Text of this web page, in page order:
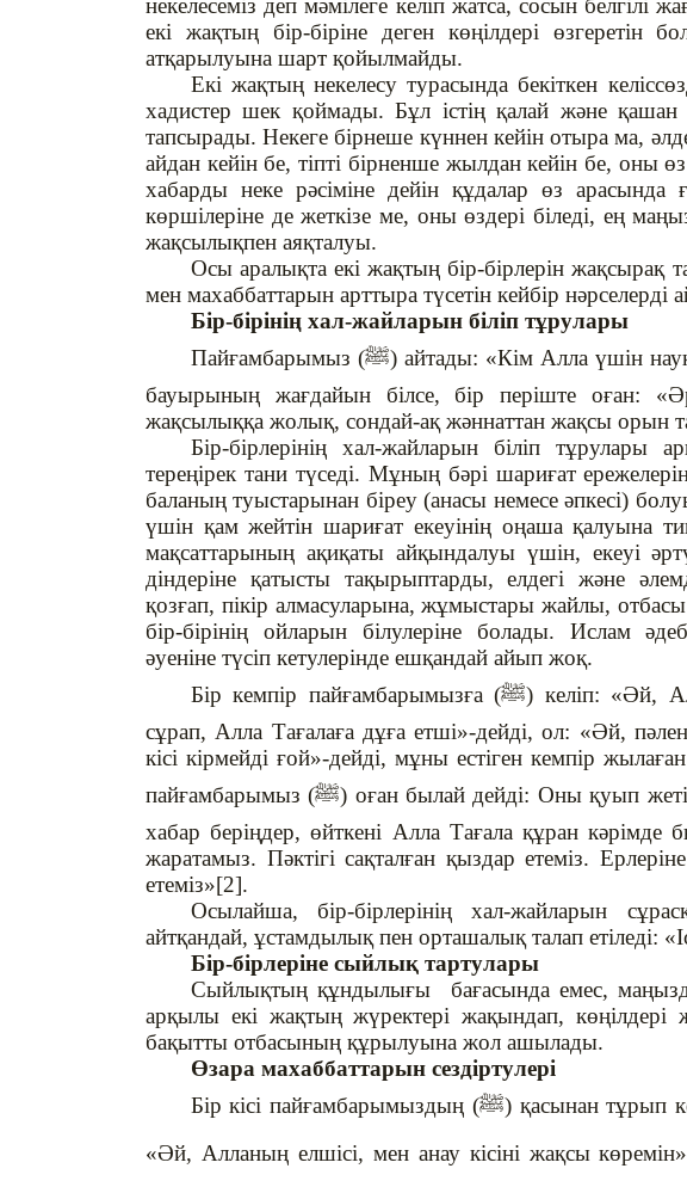
некелесеміз деп мәмілеге келіп жатса, сосын белгілі
екі жақтың бір-біріне деген көңілдері өзгеретін
атқарылуына шарт қойылмайды.
Екі жақтың некелесу турасында бекіткен
хадистер шек қоймады. Бұл істің қалай және
тапсырады. Некеге бірнеше күннен кейін отыра ма,
айдан кейін бе, тіпті бірненше жылдан кейін бе, оны
хабарды неке рәсіміне дейін құдалар өз
көршілеріне де жеткізе ме, оны өздері біледі, ең
жақсылықпен аяқталуы.
Осы аралықта екі жақтың бір-бірлерін жақсырақ
мен махаббаттарын арттыра түсетін кейбір
Бір-бірінің хал-жайларын біліп тұрулары
Пайғамбарымыз (ﷺ) айтады: «Кім Алла үшін
бауырының жағдайын білсе, бір періште оған:
жақсылыққа жолық, сондай-ақ жәннаттан жақсы орын
Бір-бірлерінің хал-жайларын біліп тұрулары
тереңірек тани түседі. Мұның бәрі шариғат
баланың туыстарынан біреу (анасы немесе әпкесі)
үшін қам жейтін шариғат екеуінің оңаша қалуына
мақсаттарының ақиқаты айқындалуы үшін, екеуі
діндеріне қатысты тақырыптарды, елдегі және
қозғап, пікір алмасуларына, жұмыстары жайлы,
бір-бірінің ойларын білулеріне болады. Ислам
әуеніне түсіп кетулерінде ешқандай айып жоқ.
Бір кемпір пайғамбарымызға (ﷺ) келіп: «Әй,
сұрап, Алла Тағалаға дұға етші»-дейді, ол: «Әй,
кісі кірмейді ғой»-дейді, мұны естіген кемпір
пайғамбарымыз (ﷺ) оған былай дейді: Оны қуып
хабар беріңдер, өйткені Алла Тағала құран кәрімде
жаратамыз. Пәктігі сақталған қыздар етеміз.
етеміз»[2].
Осылайша, бір-бірлерінің хал-жайларын
айтқандай, ұстамдылық пен орташалық талап етіледі:
Бір-бірлеріне сыйлық тартулары
Сыйлықтың құндылығы бағасында емес,
арқылы екі жақтың жүректері жақындап, көңілдері
бақытты отбасының құрылуына жол ашылады.
Өзара махаббаттарын сездіртулері
Бір кісі пайғамбарымыздың (ﷺ) қасынан тұрып
«Әй, Алланың елшісі, мен анау кісіні жақсы